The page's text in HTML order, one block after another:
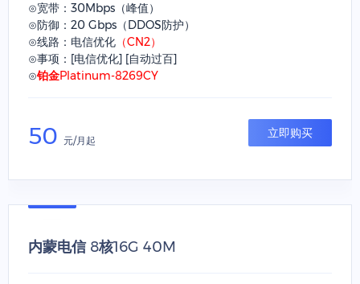
⊙宽带：30Mbps（峰值）
⊙防御：20 Gbps（DDOS防护）
⊙线路：电信优化 （CN2）
⊙事项：[电信优化] [自动过百]
⊙铂金Platinum-8269CY
50 元/月起
立即购买
内蒙电信 8核16G 40M